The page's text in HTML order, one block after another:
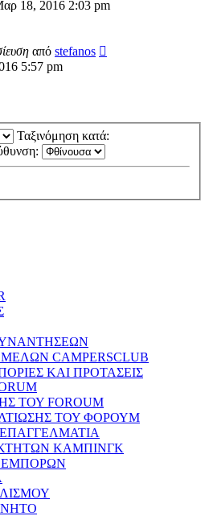
18, 2016 2:03 pm
από stefanos
5:57 pm
Ταξινόμηση κατά:
CAMPERSCLUB
ΚΑΙ ΠΡΟΤΑΣΕΙΣ
ΤΟΥ FOROUM
ΤΟΥ ΦΟΡΟΥΜ
ΚΑΜΠΙΝΓΚ